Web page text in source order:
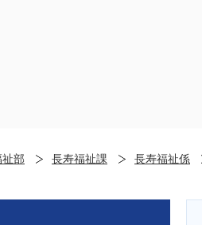
部 長寿福祉課 長寿福祉係